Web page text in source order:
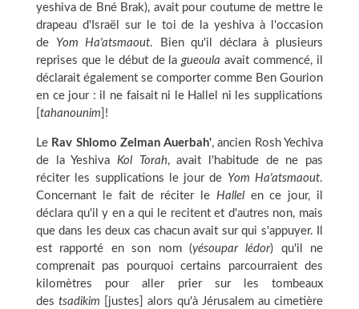
yeshiva de Bné Brak), avait pour coutume de mettre le
drapeau d'Israël sur le toi de la yeshiva à l'occasion
de Yom Ha'atsmaout. Bien qu'il déclara à plusieurs
reprises que le début de la gueoulaavait commencé, il
déclarait également se comporter comme Ben Gourion
en ce jour : il ne faisait ni le Hallel ni les supplications
tahanounim]!
Le Rav Shlomo Zelman Auerbah', ancien Rosh Yechiva
de la Yeshiva Kol Torah, avait l'habitude de ne pas
réciter les supplications le jour de Yom Ha'atsmaout.
Concernant le fait de réciter le Hallel en ce jour, il
déclara qu'il y en a qui le recitent et d'autres non, mais
que dans les deux cas chacun avait sur qui s'appuyer. Il
est rapporté en son nom (yésoupar lédor) qu'il ne
comprenait pas pourquoi certains parcourraient des
kilomètres pour aller prier sur les tombeaux
des tsadikim [justes] alors qu'à Jérusalem au cimetière